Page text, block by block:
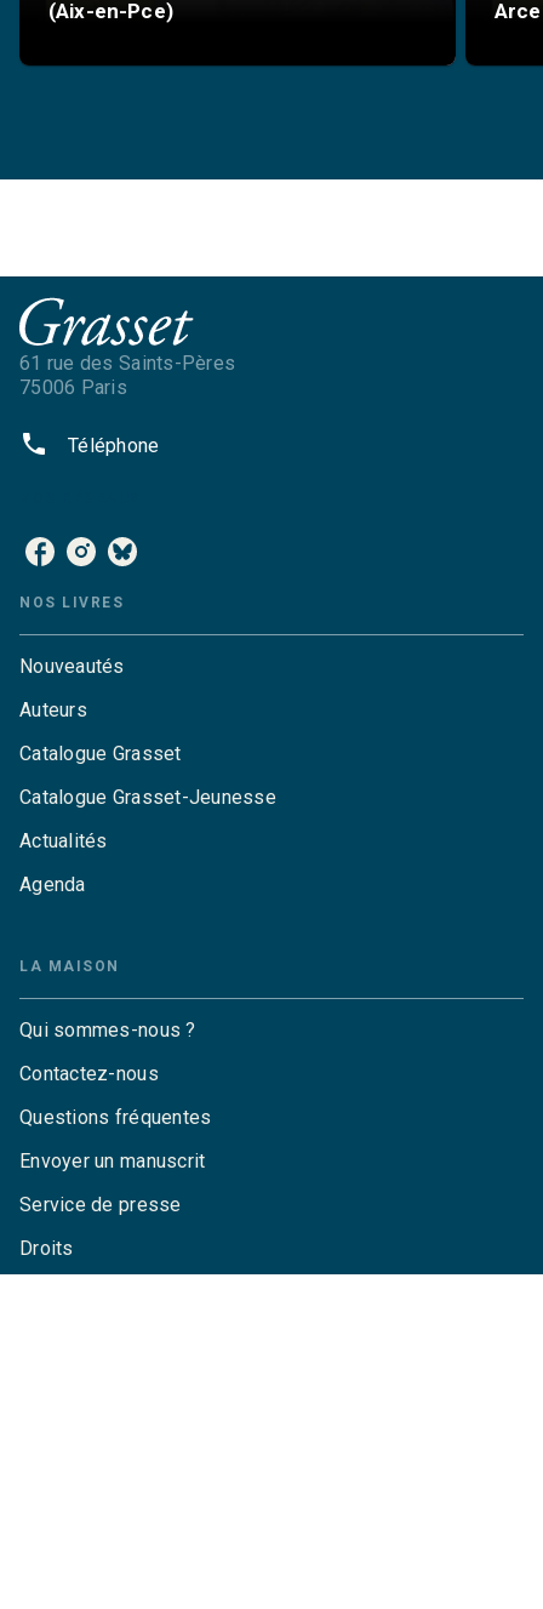
(Aix-en-Pce)
61 rue des Saints-Pères
75006 Paris
phone Téléphone
NOS LIVRES
Nouveautés
Auteurs
Catalogue Grasset
Catalogue Grasset-Jeunesse
Actualités
Agenda
LA MAISON
Qui sommes-nous ?
Contactez-nous
Questions fréquentes
Envoyer un manuscrit
Service de presse
Droits